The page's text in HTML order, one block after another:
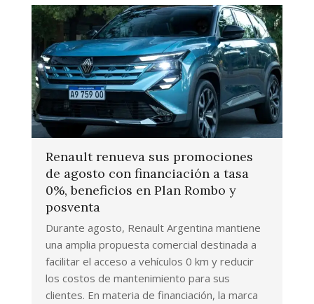
Renault renueva sus promociones
de agosto con financiación a tasa
0%, beneficios en Plan Rombo y
posventa
Durante agosto, Renault Argentina mantiene
una amplia propuesta comercial destinada a
facilitar el acceso a vehículos 0 km y reducir
los costos de mantenimiento para sus
clientes. En materia de financiación, la marca